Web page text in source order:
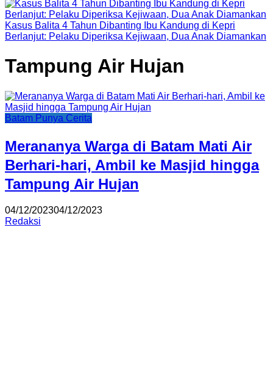
Kasus Balita 4 Tahun Dibanting Ibu Kandung di Kepri
Berlanjut: Pelaku Diperiksa Kejiwaan, Dua Anak Diamankan
Tampung Air Hujan
Batam Punya Cerita
Merananya Warga di Batam Mati Air
Berhari-hari, Ambil ke Masjid hingga
Tampung Air Hujan
04/12/202304/12/2023
Redaksi